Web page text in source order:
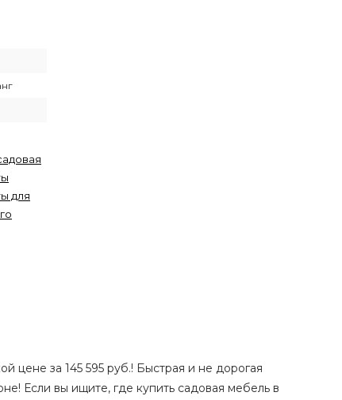
для
цене за 145 595 руб.! Быстрая и не дорогая
Если вы ищите, где купить садовая мебель в